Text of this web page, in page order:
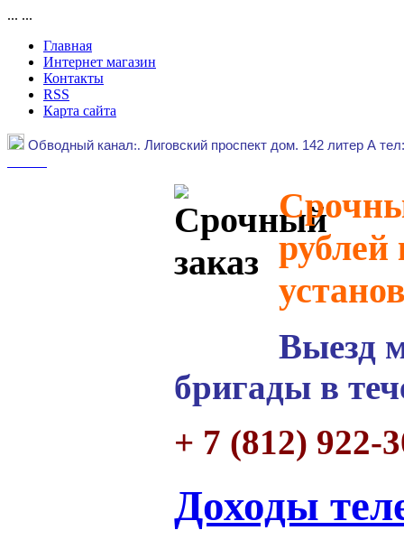
... ...
Главная
Интернет магазин
Контакты
RSS
Карта сайта
Обводный канал:. Лиговский проспект дом. 142 литер А
рублей
Выезд
бригады в
+ 7 (812) 922-
Доходы